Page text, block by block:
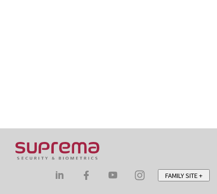
FAMILY SITE+